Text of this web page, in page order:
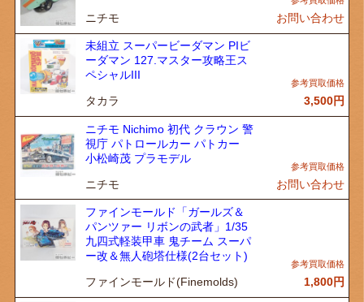
ニチモ お問い合わせ
未組立 スーパービーダマン PIビ
ーダマン 127.マスター攻略王ス
ペシャルIII
タカラ 3,500円
ニチモ Nichimo 初代 クラウン 警
視庁 パトロールカー パトカー
小松崎茂 プラモデル
ニチモ お問い合わせ
ファインモールド「ガールズ＆
パンツァー リボンの武者」1/35
九四式軽装甲車 鬼チーム スーパ
ー改＆無人砲塔仕様(2台セット)
ファインモールド(Finemolds) 1,800円